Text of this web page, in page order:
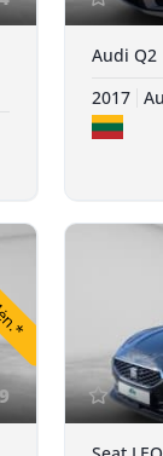
Audi Q2
2017